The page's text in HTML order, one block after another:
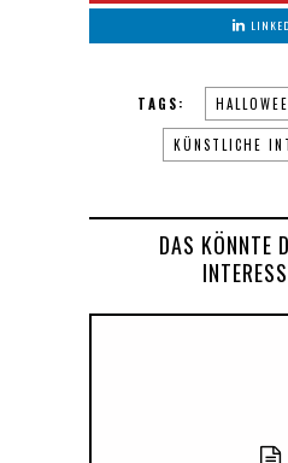
TAGS:
KÜNSTLICHE
DAS KÖNNTE